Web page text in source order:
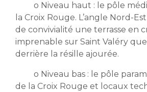
o Niveau haut : le pôle
la Croix Rouge. L’angle Nord-
de convivialité une terrasse en
imprenable sur Saint Valéry que
derrière la résille ajourée.
o Niveau bas : le pôle
de la Croix Rouge et locaux